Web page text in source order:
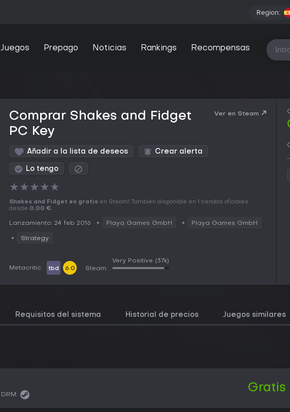
Region:
Juegos Prepago Noticias Rankings Recompensas
Comprar Shakes and Fidget
PC Key
Ver en Steam
Añadir a la lista de deseos Crear alerta
Lo tengo
★★★★★
Shakes and Fidget es gratis en Steam! También disponible en 1 tiendas oficiales
desde 0,00 €.
Lanzamiento: 24 feb 2016 Playa Games GmbH Playa Games GmbH
Strategy
Metacritic: tbd 6.0 Steam:
Very Positive (37k)
Requisitos del sistema Historial de precios Juegos similares
DRM:
Gratis